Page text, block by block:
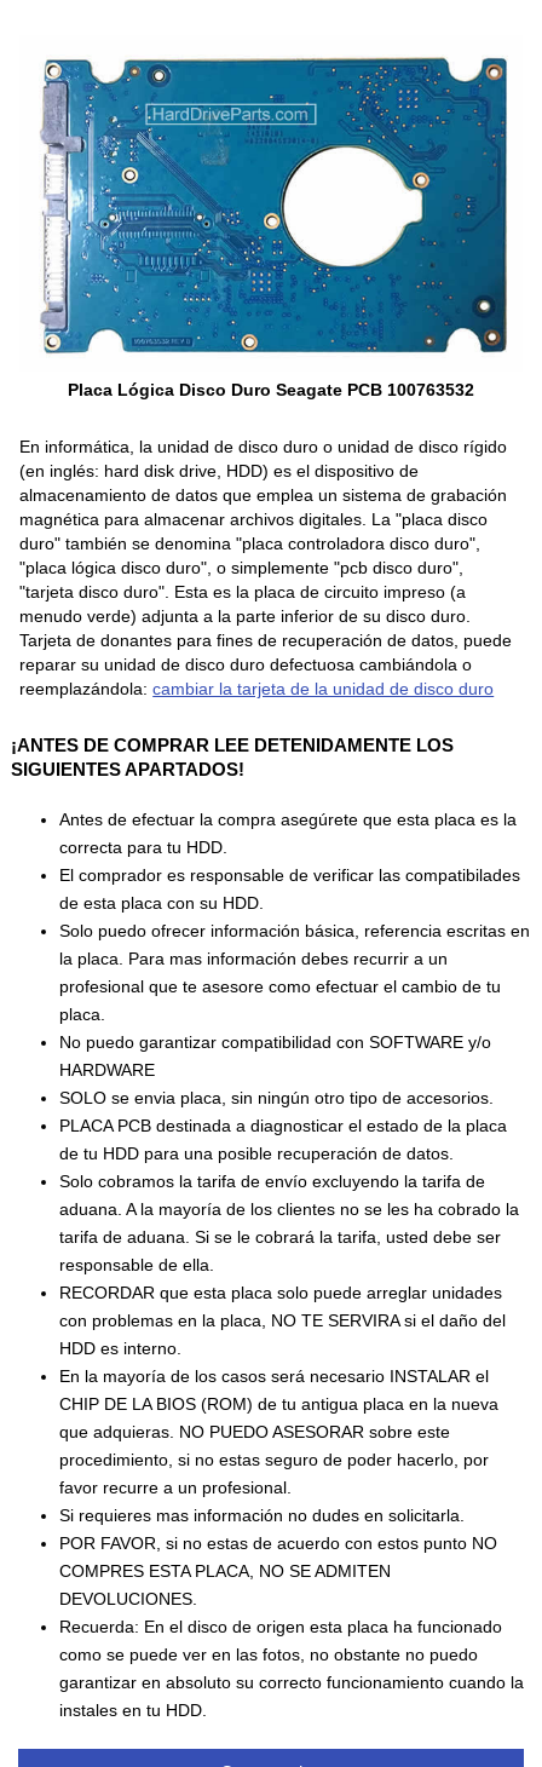
Placa Lógica Disco Duro Seagate PCB 100763532
En informática, la unidad de disco duro o unidad de disco rígido
(en inglés: hard disk drive, HDD) es el dispositivo de
almacenamiento de datos que emplea un sistema de grabación
magnética para almacenar archivos digitales. La "placa disco
duro" también se denomina "placa controladora disco duro",
"placa lógica disco duro", o simplemente "pcb disco duro",
"tarjeta disco duro". Esta es la placa de circuito impreso (a
menudo verde) adjunta a la parte inferior de su disco duro.
Tarjeta de donantes para fines de recuperación de datos, puede
reparar su unidad de disco duro defectuosa cambiándola o
reemplazándola:cambiar la tarjeta de la unidad de disco duro
¡ANTES DE COMPRAR LEE DETENIDAMENTE LOS
SIGUIENTES APARTADOS!
Antes de efectuar la compra asegúrete que esta placa es la
correcta para tu HDD.
El comprador es responsable de verificar las compatibilades
de esta placa con su HDD.
Solo puedo ofrecer información básica, referencia escritas en
la placa. Para mas información debes recurrir a un
profesional que te asesore como efectuar el cambio de tu
placa.
No puedo garantizar compatibilidad con SOFTWARE y/o
HARDWARE
SOLO se envia placa, sin ningún otro tipo de accesorios.
PLACA PCB destinada a diagnosticar el estado de la placa
de tu HDD para una posible recuperación de datos.
Solo cobramos la tarifa de envío excluyendo la tarifa de
aduana. A la mayoría de los clientes no se les ha cobrado la
tarifa de aduana. Si se le cobrará la tarifa, usted debe ser
responsable de ella.
RECORDAR que esta placa solo puede arreglar unidades
con problemas en la placa, NO TE SERVIRA si el daño del
HDD es interno.
En la mayoría de los casos será necesario INSTALAR el
CHIP DE LA BIOS (ROM) de tu antigua placa en la nueva
que adquieras. NO PUEDO ASESORAR sobre este
procedimiento, si no estas seguro de poder hacerlo, por
favor recurre a un profesional.
Si requieres mas información no dudes en solicitarla.
POR FAVOR, si no estas de acuerdo con estos punto NO
COMPRES ESTA PLACA, NO SE ADMITEN
DEVOLUCIONES.
Recuerda: En el disco de origen esta placa ha funcionado
como se puede ver en las fotos, no obstante no puedo
garantizar en absoluto su correcto funcionamiento cuando la
instales en tu HDD.